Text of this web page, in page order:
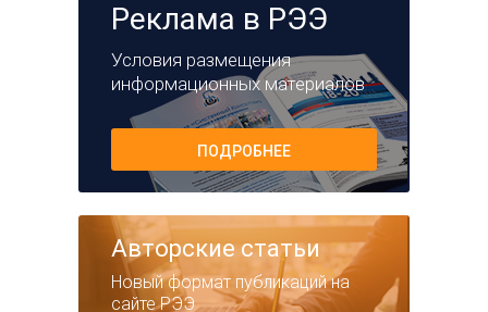
Реклама в РЭЭ
Условия размещения
информационных материалов
ПОДРОБНЕЕ
Авторские статьи
Новый формат публикаций на
сайте РЭЭ